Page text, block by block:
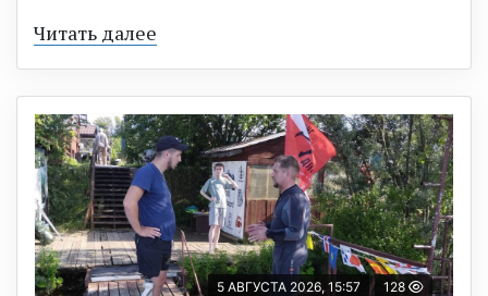
Читать далее
5 АВГУСТА 2026, 15:57 128